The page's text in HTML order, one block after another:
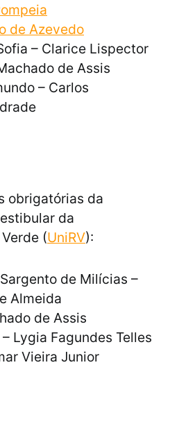
de Azevedo
– Clarice Lispector
de Assis
– Carlos
obrigatórias da
da
(UniRV):
de Milícias –
Almeida
de Assis
Lygia Fagundes Telles
Vieira Junior